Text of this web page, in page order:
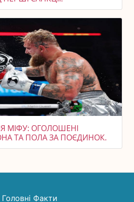
МІФУ: ОГОЛОШЕНІ
ТА ПОЛА ЗА ПОЄДИНОК.
Факти